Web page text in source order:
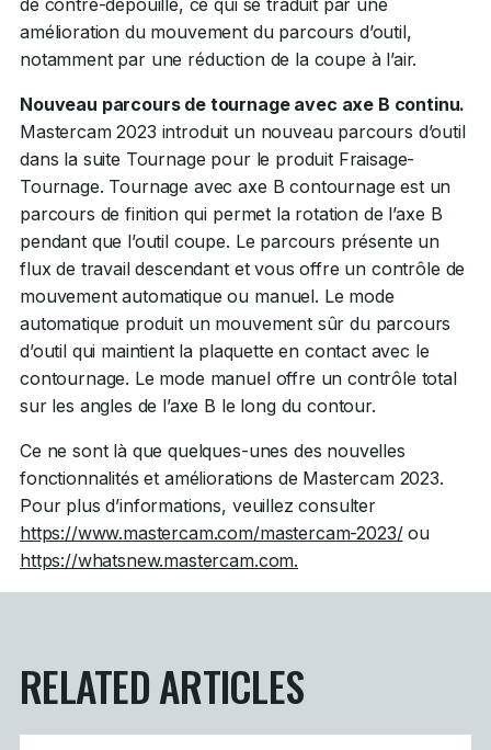
de contre-dépouille, ce qui se traduit par une
amélioration du mouvement du parcours d’outil,
notamment par une réduction de la coupe à l’air.
Nouveau parcours de tournage avec axe B continu.
Mastercam 2023 introduit un nouveau parcours d’outil
dans la suite Tournage pour le produit Fraisage-
Tournage. Tournage avec axe B contournage est un
parcours de finition qui permet la rotation de l’axe B
pendant que l’outil coupe. Le parcours présente un
flux de travail descendant et vous offre un contrôle de
mouvement automatique ou manuel. Le mode
automatique produit un mouvement sûr du parcours
d’outil qui maintient la plaquette en contact avec le
contournage. Le mode manuel offre un contrôle total
sur les angles de l’axe B le long du contour.
Ce ne sont là que quelques-unes des nouvelles
fonctionnalités et améliorations de Mastercam 2023.
Pour plus d’informations, veuillez consulter
https://www.mastercam.com/mastercam-2023/ou
https://whatsnew.mastercam.com.
RELATED ARTICLES